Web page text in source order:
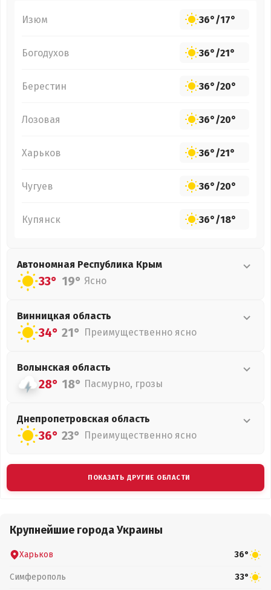
Изюм 36°/17°
Богодухов 36°/21°
Берестин 36°/20°
Лозовая 36°/20°
Харьков 36°/21°
Чугуев 36°/20°
Купянск 36°/18°
Автономная Республика Крым
33° 19° Ясно
Винницкая область
34° 21° Преимущественно ясно
Волынская область
28° 18° Пасмурно, грозы
Днепропетровская область
36° 23° Преимущественно ясно
ПОКАЗАТЬ ДРУГИЕ ОБЛАСТИ
Крупнейшие города Украины
Харьков 36°
Симферополь 33°